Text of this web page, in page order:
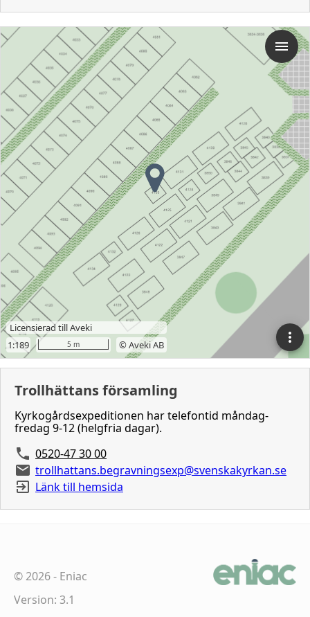
Trollhättans församling
Kyrkogårdsexpeditionen har telefontid måndag-
fredag 9-12 (helgfria dagar).
0520-47 30 00
trollhattans.begravningsexp@svenskakyrkan.se
Länk till hemsida
©2026- Eniac
Version: 3.1